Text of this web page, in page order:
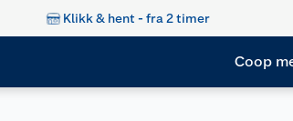
Klikk & hent - fra 2 timer
Coop